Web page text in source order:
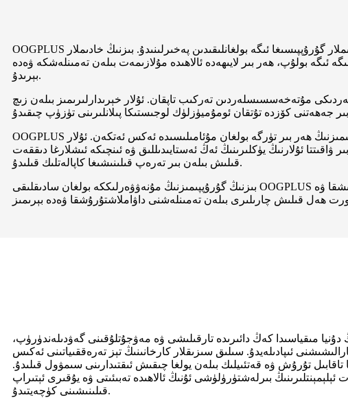
OOGPLUS شىركىتى چوڭ ۋە ئېغىر يۈكلەرنى توشۇشتا 10 يىلدىن ئارتۇق كەسپىي تەجرىبىگە ئىگە يۇقىرى تەجرىبىلىك كەسپىي خادىملار گۇرۇپپىسىغا ئىگە بولغانلىقىدىن پەخىرلىنىدۇ. بىزنىڭ خادىملار
بولۇپ، ھەر بىر لايىھەدە ئالاھىدە مۇلازىمەت بىلەن تەمىنلەشكە ۋەدە
بېرىدۇ.
مۇتەخەسسىسلەردىن تەركىب تاپقان. ئۇلار خېرىدارلىرىمىز بىلەن زىچ
OOGPLUS شىركىتىدە، بىز ھەل قىلىش چارىسى بىرىنچى ئورۇندا، باھا ئىككىنچى ئورۇندا تۇرىدۇ دەپ قارايمىز. بۇ پەلسەپە گۇرۇپپىمىزنىڭ ھەر بىر تۈرگە بولغان مۇئامىلىسىدە ئەكس ئەتكەن. ئۇلار
ئۇلارنىڭ يۈكلىرىنىڭ ئەڭ ئەستايىدىللىق ۋە ئىنچىكە ئىشلارغا دىققەت
قىلىش بىلەن بىر تەرەپ قىلىنىشىغا كاپالەتلىك قىلىدۇ.
بىزنىڭ گۇرۇپپىمىزنىڭ مۇنەۋۋەرلىككە بولغان سادىقلىقى OOGPLUS شىركىتىگە خەلقئارا تىرانسپورت كەسپىدە ئىشەنچلىك ۋە ئىشەنچلىك ھەمراھ دېگەن نامنى ئېلىپ كەلدى. بىز بۇ نامنى ساقلاپ قېلىشقا ۋە
دۇنيا مىقياسىدا كەڭ دائىرىدە تارقىلىشى ۋە مەۋجۇتلۇقىنى گەۋدىلەندۈرۈپ،
ئىپادىلەيدۇ. سىلىق سىزىقلار كارخانىنىڭ تېز تەرەققىياتىنى ئەكىس
تاقابىل تۇرۇش ۋە قەتئىيلىك بىلەن يولغا چىقىش ئىقتىدارىنى سىمۋول قىلىدۇ.
ئېلېمېنتلىرىنىڭ بىرلەشتۈرۈلۈشى ئۇنىڭ ئالاھىدە تەبىئىتى ۋە يۇقىرى ئېتىراپ
قىلىنىشىنى كۈچەيتىدۇ.